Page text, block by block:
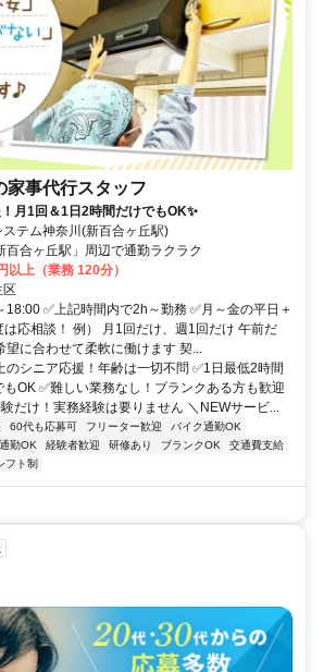
家事代行スタッフ
月1回＆1日2時間だけでもOK✨
テム神奈川(新百合ヶ丘駅)
百合ヶ丘駅」周辺で通勤ラクラク
上（業務 120分）
区
✅上記時間内で2h～勤務 ✅月～金の平日＋
は応相談！ 例） 月1回だけ、週1回だけ 午前だ
望に合わせて柔軟に働けます 契...
のシニア応援！年齢は一切不問 ✅1日最低2時間
OK ✅難しい業務なし！ブランクある方も歓迎
だけ！実務経験は要りません ＼NEWサービ...
60代も応募可 フリーター歓迎
バイク通勤OK
勤OK 経験者歓迎 研修あり ブランクOK
交通費支給
フト制